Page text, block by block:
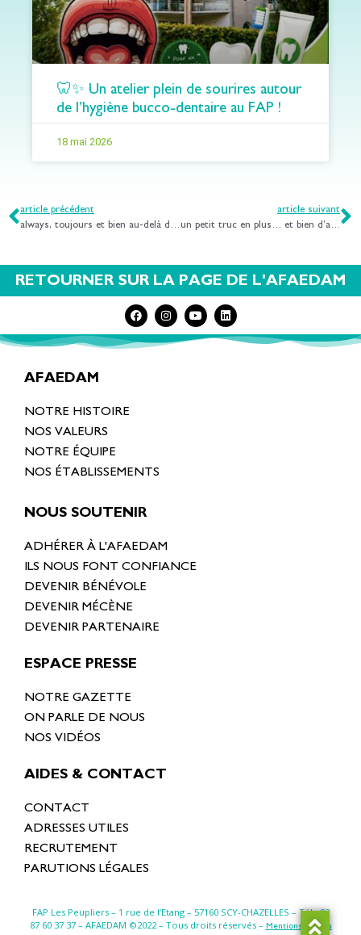
🦷✨ Un atelier plein de sourires autour
de l’hygiène bucco-dentaire au FAP !
18 mai 2026
article précédent
always, toujours et bien au-delà de la vie
article suivant
un petit truc en plus… et bien d’autres surprises !
RETOURNER SUR LA PAGE DE L'AFAEDAM
AFAEDAM
NOTRE HISTOIRE
NOS VALEURS
NOTRE ÉQUIPE
NOS ÉTABLISSEMENTS
NOUS SOUTENIR
ADHÉRER À L'AFAEDAM
ILS NOUS FONT CONFIANCE
DEVENIR BÉNÉVOLE
DEVENIR MÉCÈNE
DEVENIR PARTENAIRE
ESPACE PRESSE
NOTRE GAZETTE
ON PARLE DE NOUS
NOS VIDÉOS
AIDES & CONTACT
CONTACT
ADRESSES UTILES
RECRUTEMENT
PARUTIONS LÉGALES
FAP Les Peupliers – 1 rue de l’Etang – 57160 SCY-CHAZELLES – Tél : 03
87 60 37 37 – AFAEDAM ©2022 – Tous droits réservés – Mentions légales